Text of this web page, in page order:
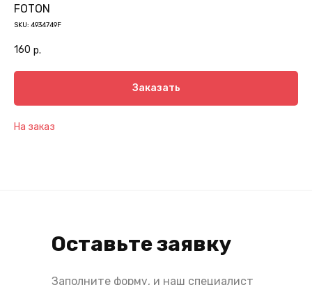
FOTON
SKU: 4934749F
160 р.
Заказать
На заказ
Оставьте заявку
Заполните форму, и наш специалист